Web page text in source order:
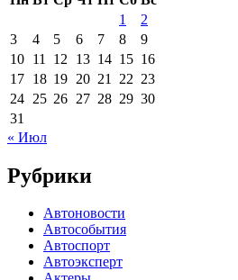
1
2
3
4 5 6 7 8
9
10 11 12 13 14 15 16
17 18 19 20 21 22 23
24 25 26 27 28 29 30
31
« Июл
Рубрики
Автоновости
Автособытия
Автоспорт
Автоэксперт